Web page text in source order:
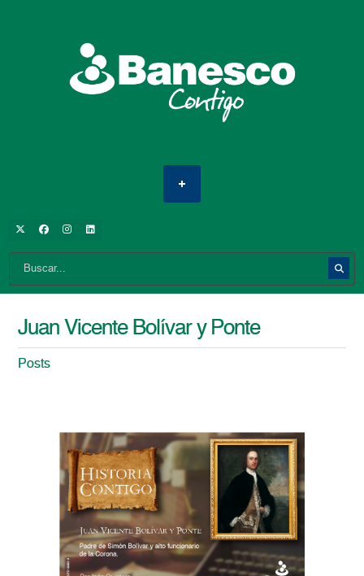
Juan Vicente Bolívar y Ponte
Posts